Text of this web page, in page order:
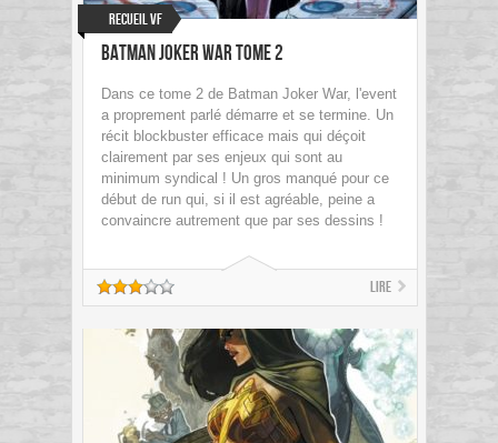
Recueil VF
Batman Joker War Tome 2
Dans ce tome 2 de Batman Joker War, l'event
a proprement parlé démarre et se termine. Un
récit blockbuster efficace mais qui déçoit
clairement par ses enjeux qui sont au
minimum syndical ! Un gros manqué pour ce
début de run qui, si il est agréable, peine a
convaincre autrement que par ses dessins !
Lire